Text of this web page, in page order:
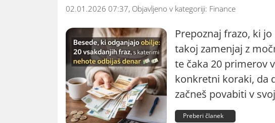
02.01.2026 07:37, Objavljeno v kategoriji: Finance
Prepoznaj frazo, ki
takoj zamenjaj z
te čaka 20 primerov
konkretni koraki, da
začneš povabiti v
Preberi članek